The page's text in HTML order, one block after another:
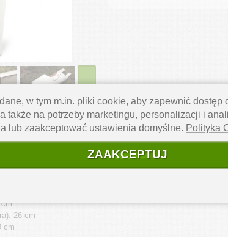
›
maszynowy PM-63 (RAK – „Ręczny Automat
pistoletami maszynowimi o zblizonych wymiarach do RAK-
strzelectwa i militariów oraz członków grup
26 cm
cm
w tym m.in. pliki cookie, aby zapewnić dostęp
także na potrzeby marketingu, personalizacji i
lub zaakceptować ustawienia domyślne. Polityka
ZAAKCEPTUJ